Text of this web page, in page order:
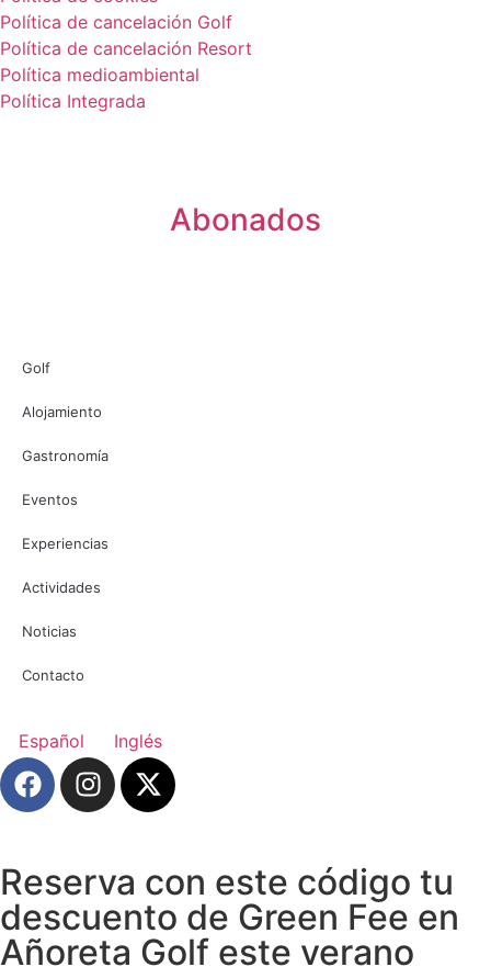
Política de cancelación Golf
Política de cancelación Resort
Política medioambiental
Política Integrada
Abonados
Golf
Alojamiento
Gastronomía
Eventos
Experiencias
Actividades
Noticias
Contacto
Español Inglés
Reserva con este código tu
descuento de Green Fee en
Añoreta Golf este verano